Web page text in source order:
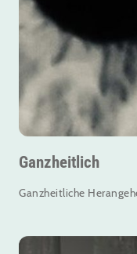
Ganzheitlich
Ganzheitliche